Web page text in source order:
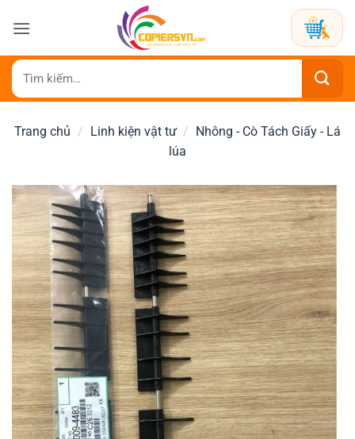
qua
dung
Tìm
kiếm:
Trang chủ / Linh kiện vật tư / Nhông - Cò Tách Giấy - Lá
lúa